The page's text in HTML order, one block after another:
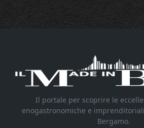
Il portale per scoprire le
enogastronomiche e
Bergamo.